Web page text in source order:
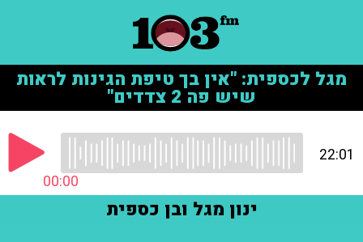
מגל לכספית: "אין בך טיפת הגינות לראות
שיש פה 2 צדדים"
00:00
22:01
ינון מגל ובן כספית